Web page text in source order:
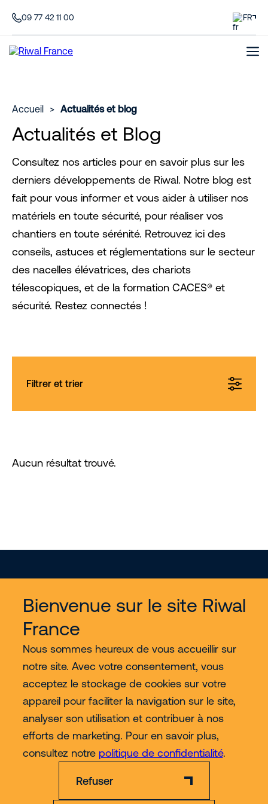
Bienvenue sur le site Riwal
France
Nous sommes heureux de vous accueillir sur
notre site. Avec votre consentement, vous
acceptez le stockage de cookies sur votre
appareil pour faciliter la navigation sur le site,
analyser son utilisation et contribuer à nos
efforts de marketing. Pour en savoir plus,
consultez notre politique de confidentialité.
Refuser
09 77 42 11 00 FR
Accueil > Actualités et blog
Actualités et Blog
Consultez nos articles pour en savoir plus sur les
derniers développements de Riwal. Notre blog est
fait pour vous informer et vous aider à utiliser nos
matériels en toute sécurité, pour réaliser vos
chantiers en toute sérénité. Retrouvez ici des
conseils, astuces et réglementations sur le secteur
des nacelles élévatrices, des chariots
télescopiques, et de la formation CACES® et
sécurité. Restez connectés !
Filtrer et trier
Aucun résultat trouvé.
Services
Nous découvrir
Contact
Plus